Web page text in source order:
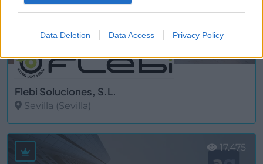
Data Deletion Data Access Privacy Policy
Flebi Soluciones, S.L.
Sevilla (Sevilla)
17.475